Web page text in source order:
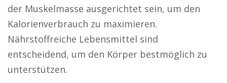
der Muskelmasse ausgerichtet sein, um den
Kalorienverbrauch zu maximieren.
Nährstoffreiche Lebensmittel sind
entscheidend, um den Körper bestmöglich zu
unterstützen.